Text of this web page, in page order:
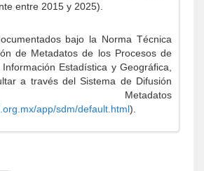
entre 2015 y 2025).
bajo la Norma Técnica
de Metadatos de los Procesos de
Estadística y Geográfica,
a través del Sistema de Difusión
app/sdm/default.html).